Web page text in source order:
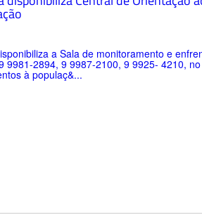
a Sala de monitoramento e
9981-2894, 9 9987-2100, 9 9925- 4210,
à populaç&...